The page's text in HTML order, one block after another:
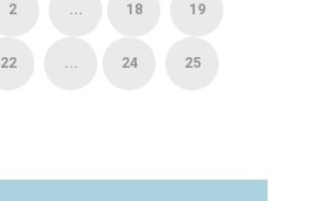
2 ... 18 19
22 ... 24 25